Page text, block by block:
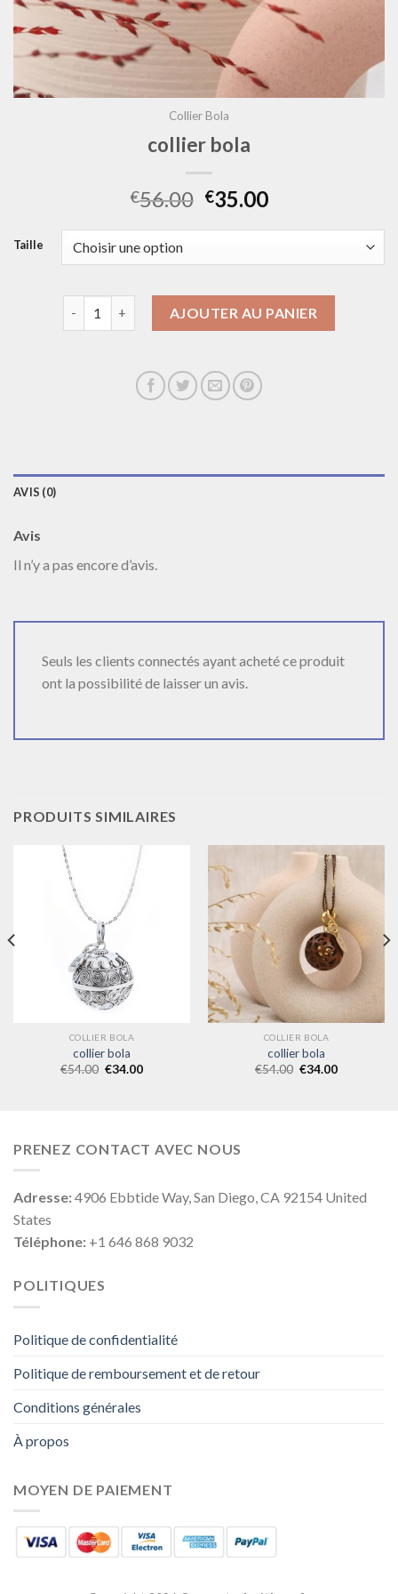
Collier Bola
collier bola
€56.00 €35.00
Taille
AJOUTER AU PANIER
AVIS (0)
Avis
Il n’y a pas encore d’avis.
Seuls les clients connectés ayant acheté ce produit
ont la possibilité de laisser un avis.
PRODUITS SIMILAIRES
COLLIER BOLA
collier bola
€54.00 €34.00
COLLIER BOLA
collier bola
€54.00 €34.00
PRENEZ CONTACT AVEC NOUS
Adresse:4906 Ebbtide Way, San Diego, CA 92154 United
States
Téléphone: +1 646 868 9032
POLITIQUES
Politique de confidentialité
Politique de remboursement et de retour
Conditions générales
À propos
MOYEN DE PAIEMENT